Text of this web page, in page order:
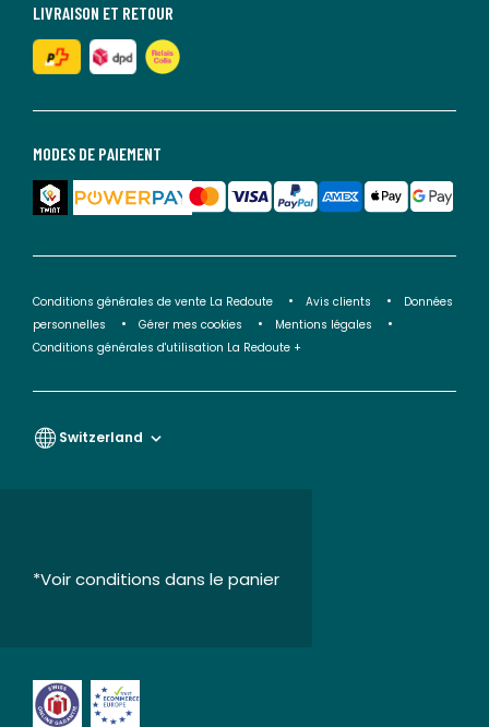
MODES DE PAIEMENT
LIVRAISON ET RETOUR
Conditions générales de vente La Redoute Avis clients
Données
personnelles
Gérer mes cookies
Mentions légales
Conditions générales d'utilisation La Redoute +
Switzerland
*Voir conditions dans le panier